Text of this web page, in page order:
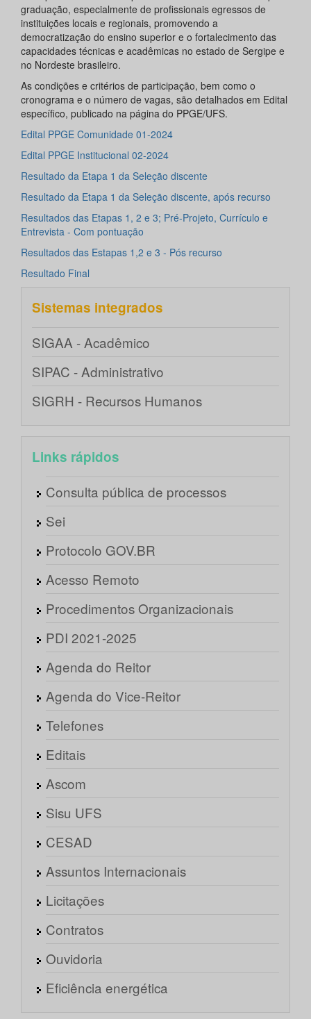
graduação, especialmente de profissionais egressos de
instituições locais e regionais, promovendo a
democratização do ensino superior e o fortalecimento das
capacidades técnicas e acadêmicas no estado de Sergipe e
no Nordeste brasileiro.
As condições e critérios de participação, bem como o
cronograma e o número de vagas, são detalhados em Edital
específico, publicado na página do PPGE/UFS.
Edital PPGE Comunidade 01-2024
Edital PPGE Institucional 02-2024
Resultado da Etapa 1 da Seleção discente
Resultado da Etapa 1 da Seleção discente, após recurso
Resultados das Etapas 1, 2 e 3; Pré-Projeto, Currículo e
Entrevista - Com pontuação
Resultados das Estapas 1,2 e 3 - Pós recurso
Resultado Final
Sistemas integrados
SIGAA - Acadêmico
SIPAC - Administrativo
SIGRH - Recursos Humanos
Links rápidos
Consulta pública de processos
Sei
Protocolo GOV.BR
Acesso Remoto
Procedimentos Organizacionais
PDI 2021-2025
Agenda do Reitor
Agenda do Vice-Reitor
Telefones
Editais
Ascom
Sisu UFS
CESAD
Assuntos Internacionais
Licitações
Contratos
Ouvidoria
Eficiência energética